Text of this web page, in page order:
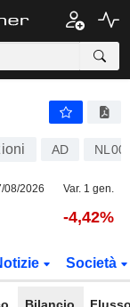
AD
08/2026 Var. 1 gen.
-4,42%
Società